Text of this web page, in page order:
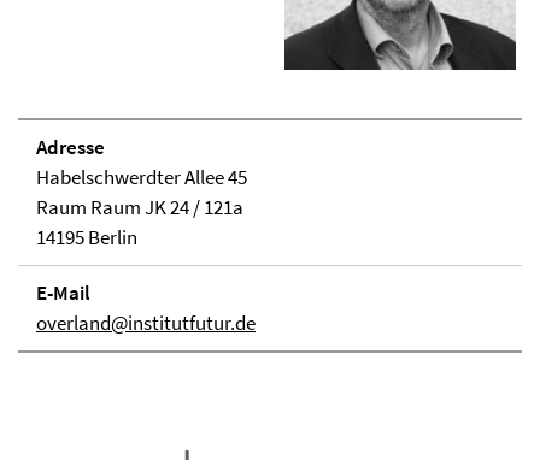
Adresse
Habelschwerdter Allee 45
Raum Raum JK 24 / 121a
14195 Berlin
E-Mail
overland@institutfutur.de